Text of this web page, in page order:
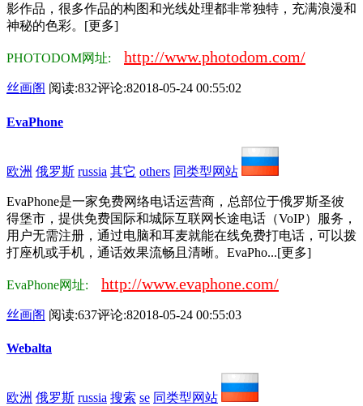
影作品，很多作品的构图和光线处理都非常独特，充满浪漫和
神秘的色彩。[更多]
PHOTODOM网址: http://www.photodom.com/
丝画阁 阅读:832评论:82018-05-24 00:55:02
EvaPhone
欧洲 俄罗斯 russia 其它 others 同类型网站
EvaPhone是一家免费网络电话运营商，总部位于俄罗斯圣彼
得堡市，提供免费国际和城际互联网长途电话（VoIP）服务，
用户无需注册，通过电脑和耳麦就能在线免费打电话，可以拨
打座机或手机，通话效果流畅且清晰。EvaPho...[更多]
EvaPhone网址: http://www.evaphone.com/
丝画阁 阅读:637评论:82018-05-24 00:55:03
Webalta
欧洲 俄罗斯 russia 搜索 se 同类型网站